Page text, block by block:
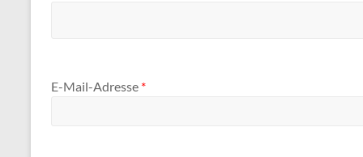
E-Mail-Adresse *